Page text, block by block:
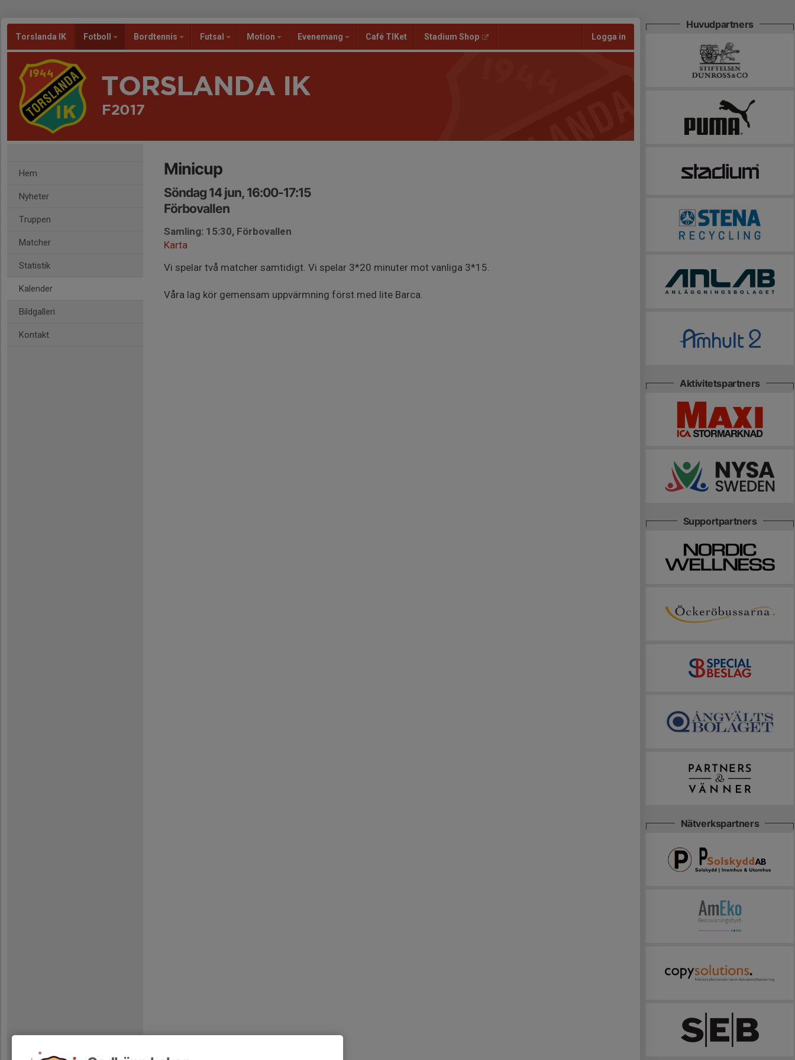
Torslanda IK Fotboll Bordtennis Futsal Motion Evenemang Café TIKet Stadium Shop Logga in
TORSLANDA IK
F2017
Hem
Nyheter
Truppen
Matcher
Statistik
Kalender
Bildgalleri
Kontakt
Minicup
Söndag 14 jun, 16:00-17:15
Förbovallen
Samling: 15:30, Förbovallen
Karta
Vi spelar två matcher samtidigt. Vi spelar 3*20 minuter mot vanliga 3*15.
Våra lag kör gemensam uppvärmning först med lite Barca.
Huvudpartners
Aktivitetspartners
Supportpartners
Nätverkspartners